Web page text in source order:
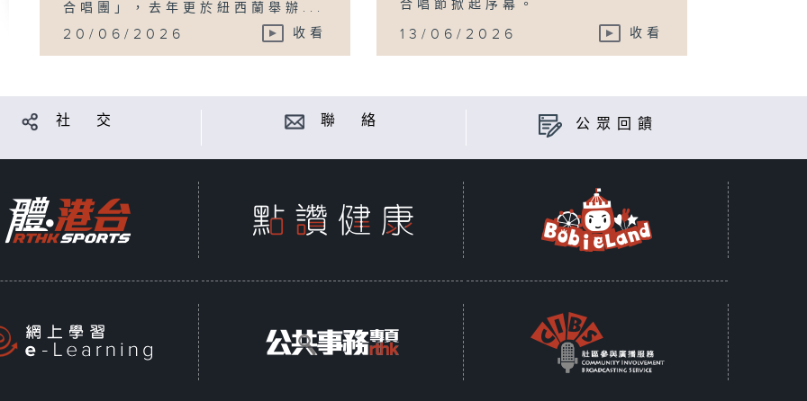
合唱團」，去年更於紐西蘭舉辦...
20/06/2026 收看
合唱節掀起序幕。
13/06/2026 收看
社 交 聯 絡 公眾回饋